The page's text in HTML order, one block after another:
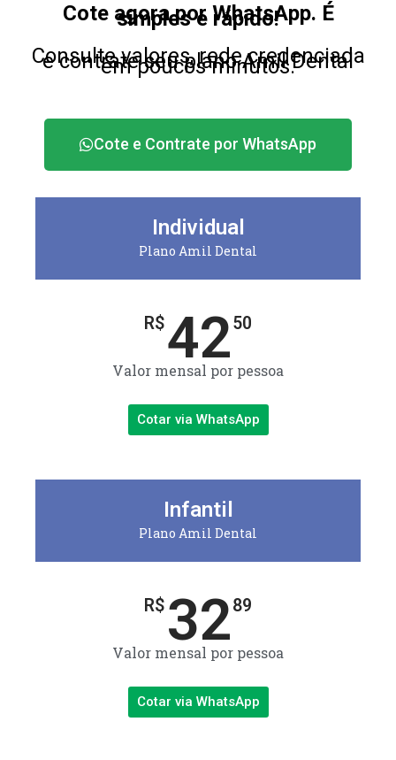
Cote agora por WhatsApp. É
simples e rápido!
Consulte valores, rede credenciada
e contrate seu plano Amil Dental
em poucos minutos.
Cote e Contrate por WhatsApp
Individual
Plano Amil Dental
R$4250
Valor mensal por pessoa
Cotar via WhatsApp
Infantil
Plano Amil Dental
R$ 3289
Valor mensal por pessoa
Cotar via WhatsApp